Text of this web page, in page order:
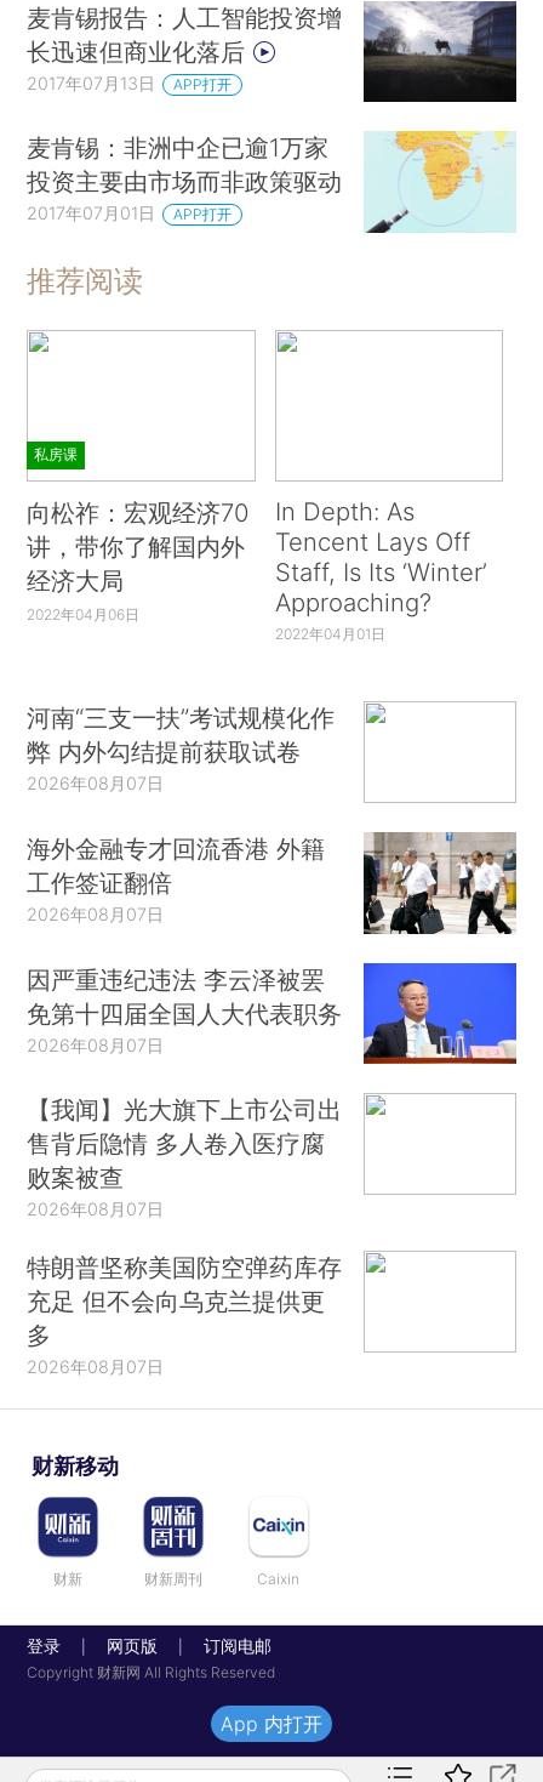
麦肯锡报告：人工智能投资增
长迅速但商业化落后
2017年07月13日 APP打开
麦肯锡：非洲中企已逾1万家
投资主要由市场而非政策驱动
2017年07月01日 APP打开
推荐阅读
私房课
向松祚：宏观经济70
讲，带你了解国内外
经济大局
2022年04月06日
In Depth: As
Tencent Lays Off
Staff, Is Its ‘Winter’
Approaching?
2022年04月01日
河南“三支一扶”考试规模化作
弊 内外勾结提前获取试卷
2026年08月07日
海外金融专才回流香港 外籍
工作签证翻倍
2026年08月07日
因严重违纪违法 李云泽被罢
免第十四届全国人大代表职务
2026年08月07日
【我闻】光大旗下上市公司出
售背后隐情 多人卷入医疗腐
败案被查
2026年08月07日
特朗普坚称美国防空弹药库存
充足 但不会向乌克兰提供更
多
2026年08月07日
财新移动
财新 财新周刊 Caixin
登录 网页版 订阅电邮
Copyright 财新网 All Rights Reserved
App 内打开